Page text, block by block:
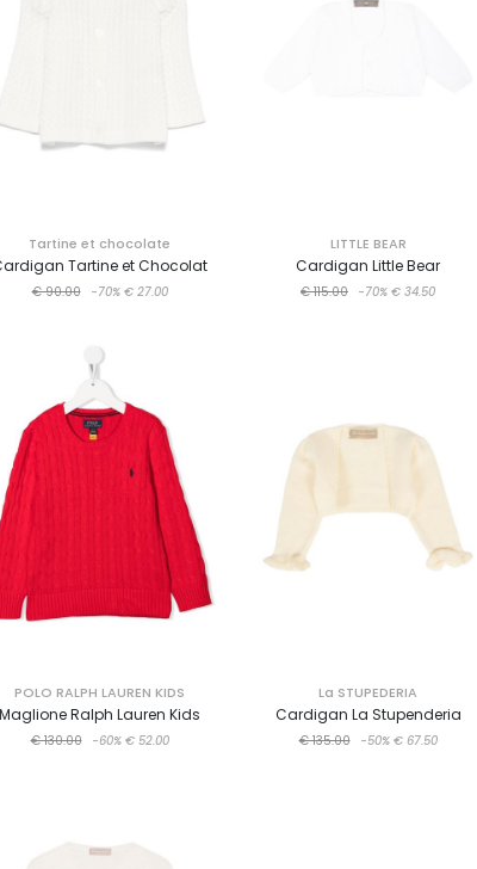
Tartine et chocolate
Tartine et Chocolat
€ 90.00 -70% € 27.00
LITTLE BEAR
Cardigan Little Bear
€ 115.00 -70% € 34.50
POLO RALPH LAUREN KIDS
Maglione Ralph Lauren Kids
€ 130.00 -60% € 52.00
La STUPEDERIA
Cardigan La Stupenderia
€ 135.00 -50% € 67.50